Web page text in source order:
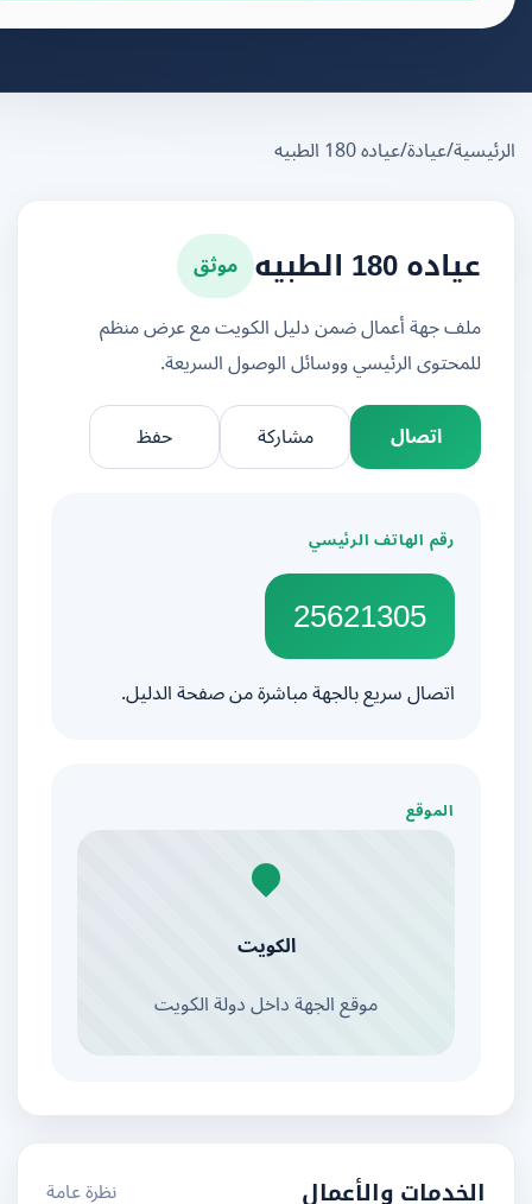
/عيادة/عياده 180 الطبيه
عياده 180 الطبيه
موثق
ملف جهة أعمال ضمن دليل الكويت مع عرض منظم
للمحتوى الرئيسي ووسائل الوصول السريعة.
اتصال
مشاركة
رقم الهاتف الرئيسي
25621305
اتصال سريع بالجهة مباشرة من صفحة الدليل.
الموقع
الكويت
موقع الجهة داخل دولة الكويت
الخدمات والأعمال نظرة عامة